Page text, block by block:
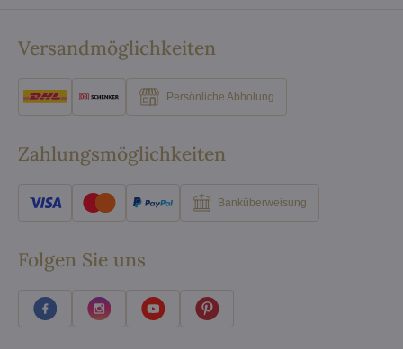
Versandmöglichkeiten
Persönliche Abholung
Zahlungsmöglichkeiten
Banküberweisung
Folgen Sie uns